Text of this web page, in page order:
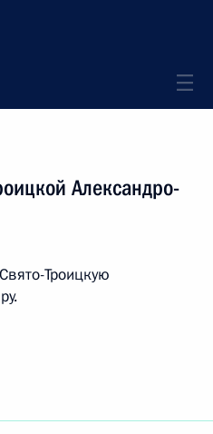
Александро-
Троицкую